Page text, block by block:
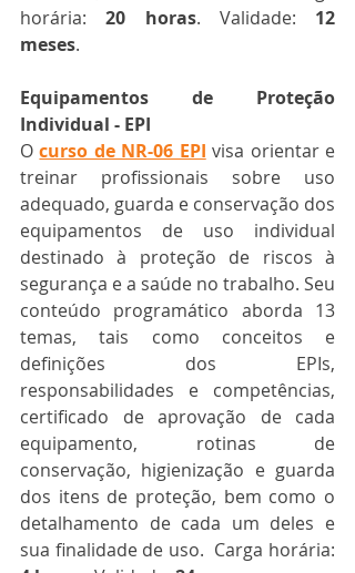
horária: 20 horas. Validade: 12
meses.
Equipamentos de Proteção
Individual - EPI
O curso de NR-06 EPI visa orientar e
treinar profissionais sobre uso
adequado, guarda e conservação dos
equipamentos de uso individual
destinado à proteção de riscos à
segurança e a saúde no trabalho. Seu
conteúdo programático aborda 13
temas, tais como conceitos e
definições dos EPIs,
responsabilidades e competências,
certificado de aprovação de cada
equipamento, rotinas de
conservação, higienização e guarda
dos itens de proteção, bem como o
detalhamento de cada um deles e